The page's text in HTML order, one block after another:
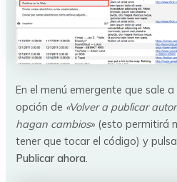
En el menú emergente que sale
opción de «Volver a publicar
hagan cambios» (esto permitirá
tener que tocar el código) y
Publicar ahora